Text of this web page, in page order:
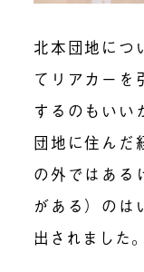
北本団地につ
てリアカーを
するのもいい
団地に住んだ
の外ではある
がある）のは
出されました。